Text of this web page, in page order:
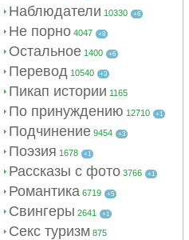
Наблюдатели 10330 +6
Не порно 4047 +8
Остальное 1400 +6
Перевод 10540 +3
Пикап истории 1165
По принуждению 12710 +1
Подчинение 9454 +3
Поэзия 1678 +1
Рассказы с фото 3766 +1
Романтика 6719 +5
Свингеры 2641 +1
Секс туризм 875